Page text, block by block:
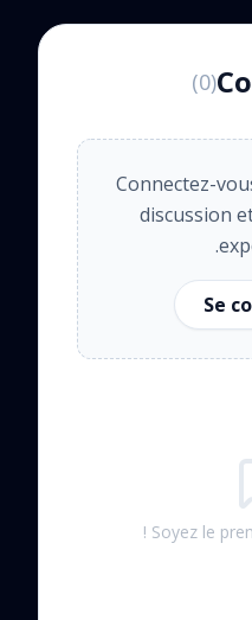
(
0
)
Connectez-
discussion
Se
Soyez le